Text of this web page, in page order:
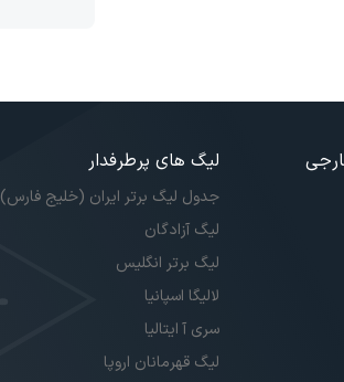
لیگ های پرطرفدار
جدول لیگ برتر ایران (خلیج فارس)
لیگ آزادگان
لیگ برتر انگلیس
لالیگا اسپانیا
سری آ ایتالیا
لیگ قهرمانان اروپا